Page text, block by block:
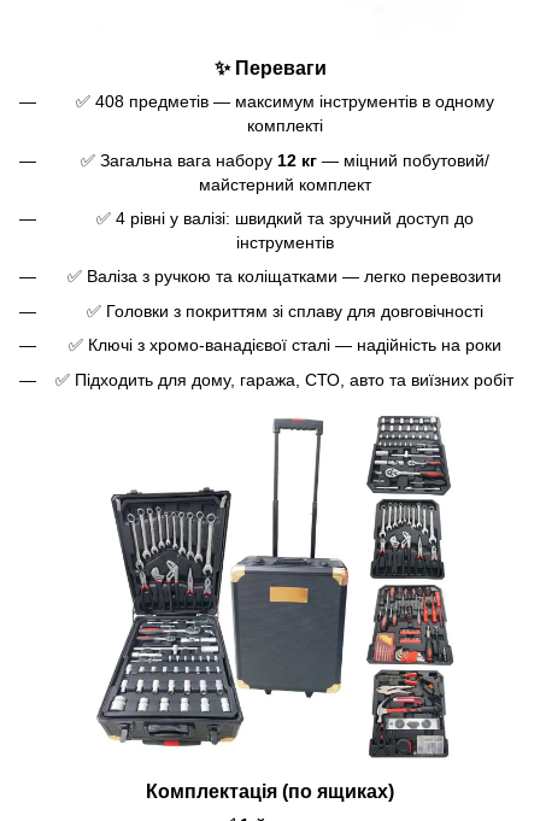
✨ Переваги
✅ 408 предметів — максимум інструментів в одному
комплекті
✅ Загальна вага набору 12 кг— міцний побутовий/
майстерний комплект
✅ 4 рівні у валізі: швидкий та зручний доступ до
інструментів
✅ Валіза з ручкою та коліщатками — легко перевозити
✅ Головки з покриттям зі сплаву для довговічності
✅ Ключі з хромо-ванадієвої сталі — надійність на роки
✅ Підходить для дому, гаража, СТО, авто та виїзних робіт
Комплектація (по ящиках)